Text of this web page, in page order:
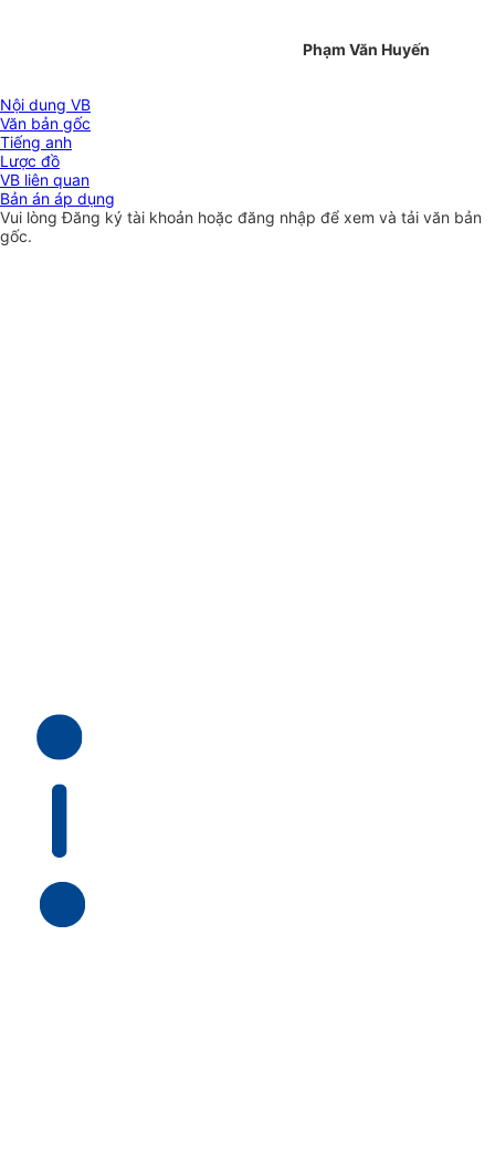
Phạm Văn Huyến
Nội dung VB
Văn bản gốc
Tiếng anh
Lược đồ
VB liên quan
Bản án áp dụng
Vui lòngĐăng ký tài khoản hoặc đăng nhập để xem và tải văn bản
gốc.